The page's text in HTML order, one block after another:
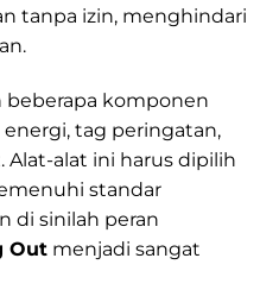
tanpa izin, menghindari
beberapa komponen
tag peringatan,
alat ini harus dipilih
standar
di sinilah peran
Out menjadi sangat